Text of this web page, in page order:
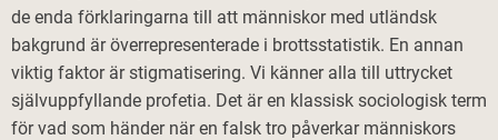
de enda förklaringarna till att människor med utländsk
bakgrund är överrepresenterade i brottsstatistik. En annan
viktig faktor är stigmatisering. Vi känner alla till uttrycket
självuppfyllande profetia. Det är en klassisk sociologisk term
för vad som händer när en falsk tro påverkar människors